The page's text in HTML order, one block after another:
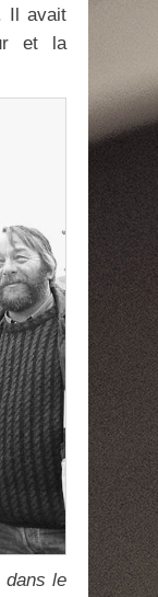
Il avait
et la
dans le